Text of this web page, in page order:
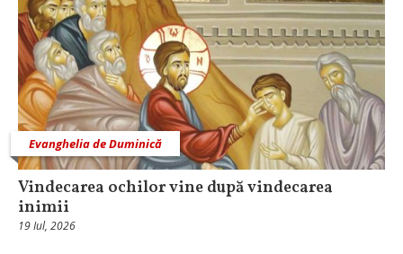
Evanghelia de Duminică
Vindecarea ochilor vine după vindecarea
inimii
19 Iul, 2026